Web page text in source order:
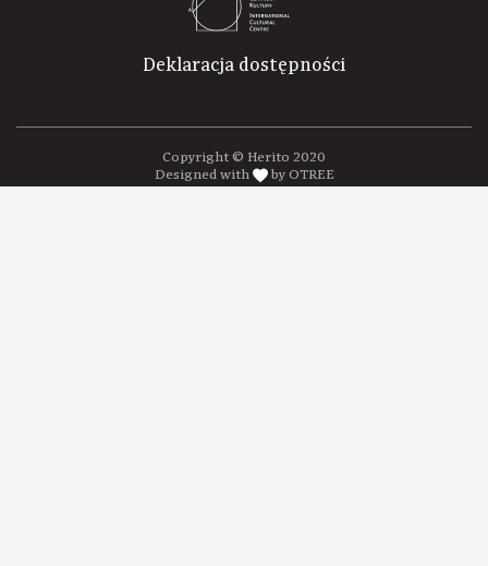
Deklaracja dostępności
Copyright © Herito 2020
Designed with
by OTREE